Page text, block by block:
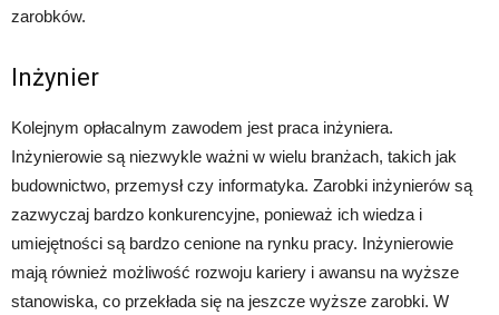
zarobków.
Inżynier
Kolejnym opłacalnym zawodem jest praca inżyniera.
Inżynierowie są niezwykle ważni w wielu branżach, takich jak
budownictwo, przemysł czy informatyka. Zarobki inżynierów są
zazwyczaj bardzo konkurencyjne, ponieważ ich wiedza i
umiejętności są bardzo cenione na rynku pracy. Inżynierowie
mają również możliwość rozwoju kariery i awansu na wyższe
stanowiska, co przekłada się na jeszcze wyższe zarobki. W